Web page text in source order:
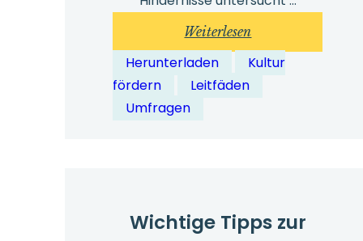
Weiterlesen:
Safecall-
Herunterladen
Kultur
fördern
Leitfäden
Umfragen
Wichtige Tipps zur